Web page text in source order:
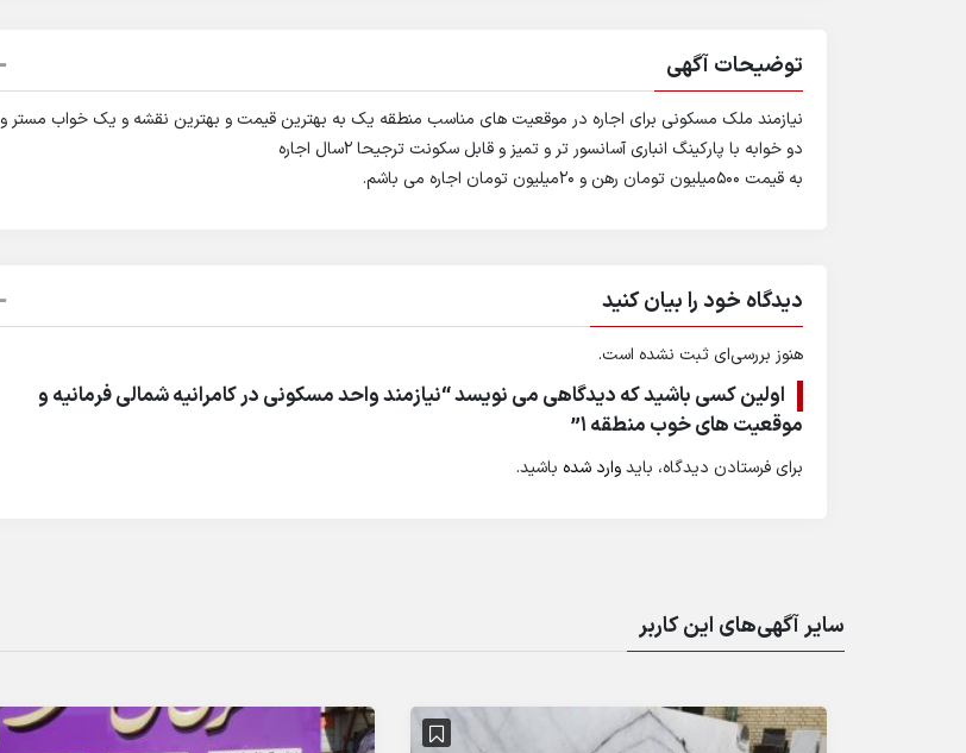
توضیحات آگهی
نیازمند ملک مسکونی برای اجاره در موقعیت های مناسب منطقه یک به بهترین قیمت و بهترین نقشه و یک خواب مستر و
دو خوابه با پارکینگ انباری آسانسور تر و تمیز و قابل سکونت ترجیحا 2سال اجاره
به قیمت 500میلیون تومان رهن و 20میلیون تومان اجاره می باشم.
دیدگاه خود را بیان کنید
هنوز بررسی‌ای ثبت نشده است.
اولین کسی باشید که دیدگاهی می نویسد “نیازمند واحد مسکونی در کامرانیه شمالی فرمانیه و
موقعیت های خوب منطقه 1”
برای فرستادن دیدگاه، بایدوارد شده باشید.
سایر آگهی‌های این کاربر